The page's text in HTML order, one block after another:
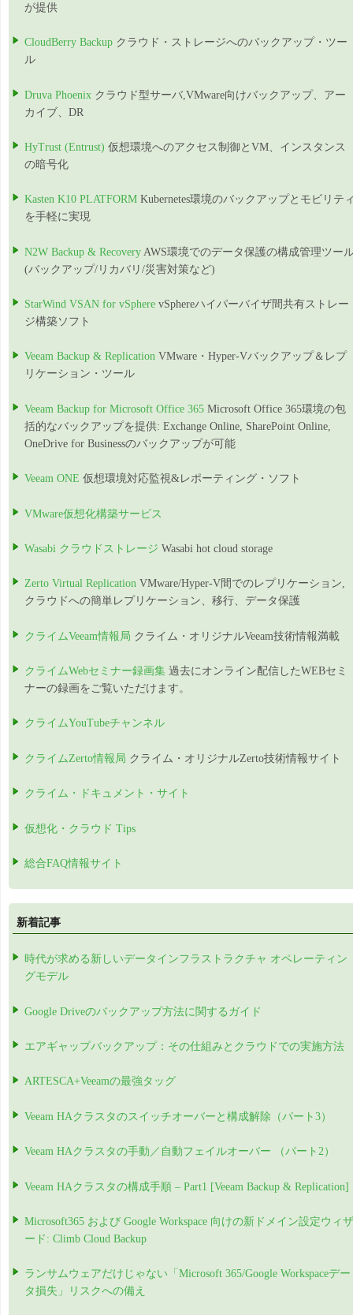
が提供
CloudBerry Backup クラウド・ストレージへのバックアップ・ツー
ル
Druva Phoenix クラウド型サーバ,VMware向けバックアップ、アー
カイブ、DR
HyTrust (Entrust) 仮想環境へのアクセス制御とVM、インスタンス
の暗号化
Kasten K10 PLATFORM Kubernetes環境のバックアップとモビリテ
を手軽に実現
N2W Backup & Recovery AWS環境でのデータ保護の構成管理ツー
(バックアップ/リカバリ/災害対策など)
StarWind VSAN for vSphere vSphereハイパーバイザ間共有ストレー
ジ構築ソフト
Veeam Backup & Replication VMware・Hyper-Vバックアップ＆レプ
リケーション・ツール
Veeam Backup for Microsoft Office 365 Microsoft Office 365環境の包
括的なバックアップを提供: Exchange Online, SharePoint Online,
OneDrive for Businessのバックアップが可能
Veeam ONE 仮想環境対応監視&レポーティング・ソフト
VMware仮想化構築サービス
Wasabi クラウドストレージ Wasabi hot cloud storage
Zerto Virtual Replication VMware/Hyper-V間でのレプリケーション,
クラウドへの簡単レプリケーション、移行、データ保護
クライムVeeam情報局 クライム・オリジナルVeeam技術情報満載
クライムWebセミナー録画集 過去にオンライン配信したWEBセミ
ナーの録画をご覧いただけます。
クライムYouTubeチャンネル
クライムZerto情報局 クライム・オリジナルZerto技術情報サイト
クライム・ドキュメント・サイト
仮想化・クラウド Tips
総合FAQ情報サイト
新着記事
時代が求める新しいデータインフラストラクチャ オペレーティン
グモデル
Google Driveのバックアップ方法に関するガイド
エアギャップバックアップ：その仕組みとクラウドでの実施方法
ARTESCA+Veeamの最強タッグ
Veeam HAクラスタのスイッチオーバーと構成解除（パート3）
Veeam HAクラスタの手動／自動フェイルオーバー （パート2）
Veeam HAクラスタの構成手順 – Part1 [Veeam Backup & Replication]
Microsoft365 および Google Workspace 向けの新ドメイン設定ウィザ
ード: Climb Cloud Backup
ランサムウェアだけじゃない「Microsoft 365/Google Workspaceデー
タ損失」リスクへの備え